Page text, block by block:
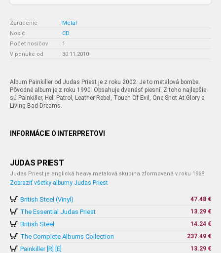
Zaradenie : Metal
Nosič
: CD
Počet nosičov
: 1
V ponuke od
: 30.11.2010
Album Painkiller od Judas Priest je z roku 2002. Je to metalová bomba.
Pôvodné album je z roku 1990. Obsahuje dvanásť piesní. Z toho najlepšie
sú Painkiller, Hell Patrol, Leather Rebel, Touch Of Evil, One Shot At Glory a
Living Bad Dreams.
INFORMÁCIE O INTERPRETOVI
JUDAS PRIEST
Judas Priest je anglická heavy metalová skupina zformovaná v roku 1968.
Zobraziť všetky albumy Judas Priest
British Steel (Vinyl) 47.48 €
The Essential Judas Priest 13.29 €
British Steel 14.24 €
The Complete Albums Collection 237.49 €
Painkiller [R] [E] 13.29 €